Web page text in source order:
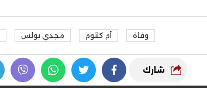
وفاة أم كلثوم مجدي بولس
شارك